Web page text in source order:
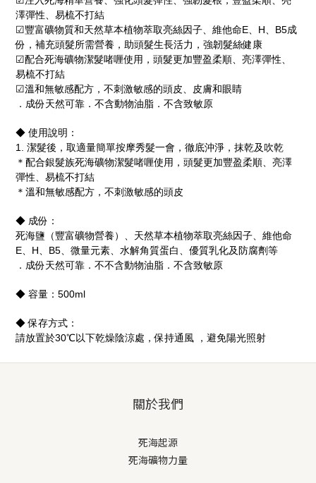
澤彈性、易梳不打結
☑豐富礦物質和天然草本植物萃取亮絲因子、維他命E、H、B5成
份，補充頭髮所需營養，助頭髮生長活力，強韌髮絲健康
☑配合死海礦物潔髮啫喱使用，頭髮更加豐盈柔順、亮澤彈性、
易梳不打結
☑溫和無敏感配方，不刺激敏感的頭皮、皮膚和眼睛
．成份天然可靠．不含動物油脂．不含致敏原
◆ 使用說明：
1. 潔髮後，取適量簡單按摩秀髮一會，徹底沖淨，抹乾及吹乾
＊配合銀髮族死海礦物潔髮啫喱使用，頭髮更加豐盈柔順、亮澤
彈性、易梳不打結
＊溫和無敏感配方，不刺激敏感的頭皮
◆ 成份：
死海鹽（豐富礦物營養）、天然草本植物萃取亮絲因子、維他命
E、H、B5、微量元素、水解角質蛋白、優質乳化及防腐劑等
．成份天然可靠．不不含動物油脂．不含致敏原
◆ 容量：500ml
◆ 保存方式：
請放置於30℃以下乾燥陰涼處，保持通風 ，避免陽光照射
關於我們
死海起源
死海礦物力量